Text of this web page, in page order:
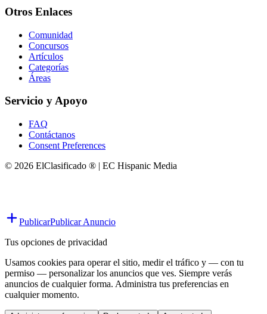
Otros Enlaces
Comunidad
Concursos
Artículos
Categorías
Áreas
Servicio y Apoyo
FAQ
Contáctanos
Consent Preferences
© 2026 ElClasificado ® | EC Hispanic Media
PublicarPublicar Anuncio
Tus opciones de privacidad
Usamos cookies para operar el sitio, medir el tráfico y — con tu
permiso — personalizar los anuncios que ves. Siempre verás
anuncios de cualquier forma. Administra tus preferencias en
cualquier momento.